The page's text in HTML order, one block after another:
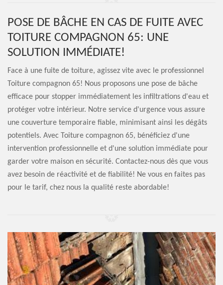
POSE DE BÂCHE EN CAS DE FUITE AVEC
TOITURE COMPAGNON 65: UNE
SOLUTION IMMÉDIATE!
Face à une fuite de toiture, agissez vite avec le professionnel
Toiture compagnon 65! Nous proposons une pose de bâche
efficace pour stopper immédiatement les infiltrations d'eau et
protéger votre intérieur. Notre service d'urgence vous assure
une couverture temporaire fiable, minimisant ainsi les dégâts
potentiels. Avec Toiture compagnon 65, bénéficiez d'une
intervention professionnelle et d'une solution immédiate pour
garder votre maison en sécurité. Contactez-nous dès que vous
avez besoin de réactivité et de fiabilité! Ne vous en faites pas
pour le tarif, chez nous la qualité reste abordable!